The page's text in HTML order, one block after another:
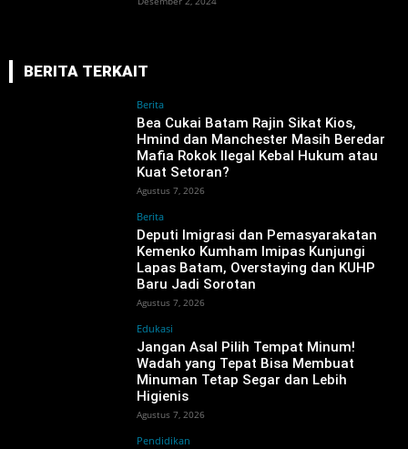
BERITA TERKAIT
Berita
‎Bea Cukai Batam Rajin Sikat Kios,
Hmind dan Manchester Masih Beredar
Mafia Rokok Ilegal Kebal Hukum atau
Kuat Setoran?
Agustus 7, 2026
Berita
‎Deputi Imigrasi dan Pemasyarakatan
Kemenko Kumham Imipas Kunjungi
Lapas Batam, Overstaying dan KUHP
Baru Jadi Sorotan
Agustus 7, 2026
Edukasi
Jangan Asal Pilih Tempat Minum!
Wadah yang Tepat Bisa Membuat
Minuman Tetap Segar dan Lebih
Higienis
Agustus 7, 2026
Pendidikan